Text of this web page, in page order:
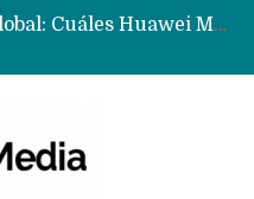
Data Centers de Huawei en Chile, México, Brasil,Perú y Argentina podrían verse afectados por arremetida de EE.UU